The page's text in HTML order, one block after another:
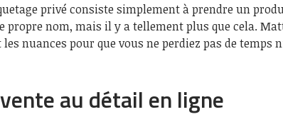
privé consiste simplement à prendre un
propre nom, mais il y a tellement plus que cela.
nuances pour que vous ne perdiez pas de temps
au détail en ligne